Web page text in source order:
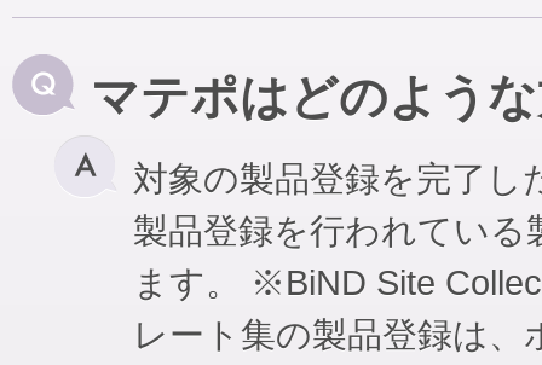
マテポはどのよう
対象の製品登録を完了
製品登録を行われてい
ます。 ※BiND Site
レート集の製品登録は